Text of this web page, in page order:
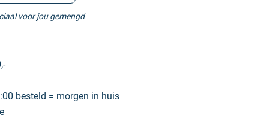
voor jou gemengd
besteld = morgen in huis